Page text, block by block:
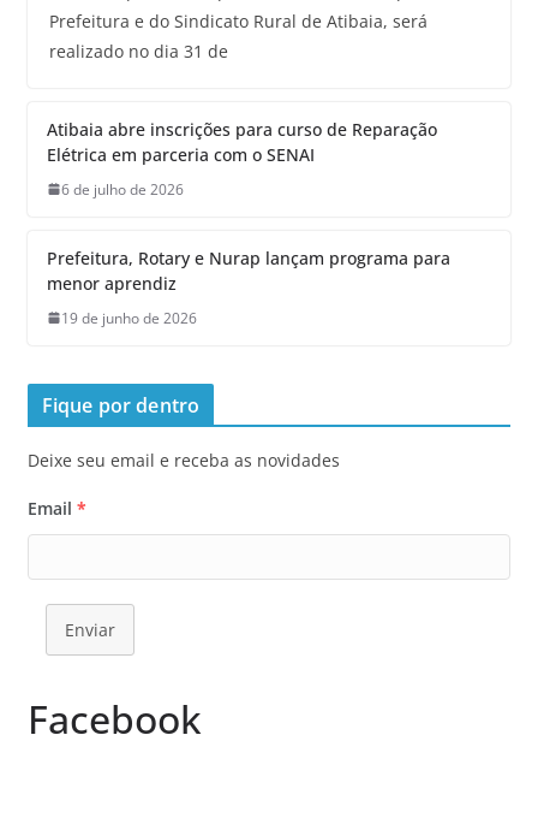
Prefeitura e do Sindicato Rural de Atibaia, será
realizado no dia 31 de
Atibaia abre inscrições para curso de Reparação
Elétrica em parceria com o SENAI
6 de julho de 2026
Prefeitura, Rotary e Nurap lançam programa para
menor aprendiz
19 de junho de 2026
Fique por dentro
Deixe seu email e receba as novidades
Email *
Enviar
Facebook